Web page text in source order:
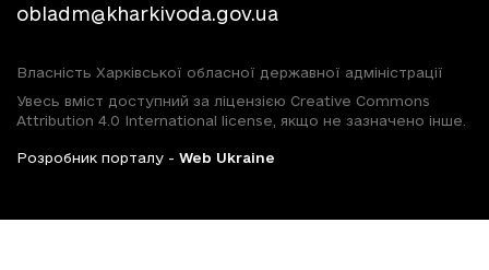
obladm@kharkivoda.gov.ua
Власність Харківської обласної державної адміністрації
Увесь вміст доступний за ліцензією Creative Commons
Attribution 4.0 International license, якщо не зазначено інше.
Розробник порталу - Web Ukraine